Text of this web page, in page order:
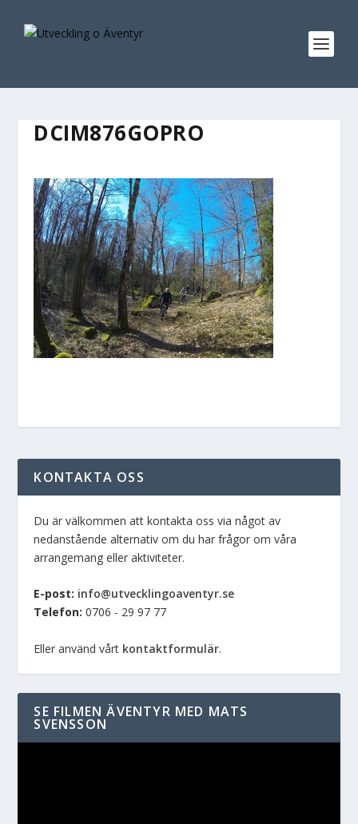
DCIM876GOPRO
KONTAKTA OSS
Du är välkommen att kontakta oss via något av
nedanstående alternativ om du har frågor om våra
arrangemang eller aktiviteter.
E-post: info@utvecklingoaventyr.se
Telefon: 0706 - 29 97 77
Eller använd vårt kontaktformulär.
SE FILMEN ÄVENTYR MED MATS
SVENSSON